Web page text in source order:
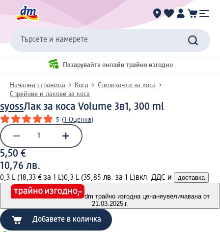
Търсете и намерете
Пазарувайте онлайн трайно изгодно
Начална страница Коса
Стилизанти за коса
Спрейове и лакове за коса
syossЛак за коса Volume 3в1, 300 ml
5 (1 Оценка)
5,50 €
10,76 лв.
0,3 L (18,33 € за 1 L)0,3 L (35,85 лв. за 1 L)вкл. ДДС и доставка
dm трайно изгодна ценанеувеличавана от
21.03.2025 г.
Добавете в количка